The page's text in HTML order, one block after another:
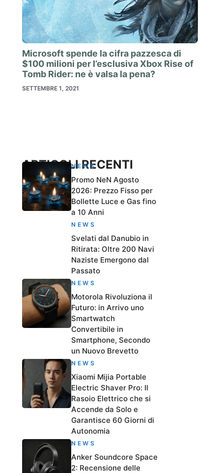
Microsoft spende la cifra pazzesca di
$100 milioni per l’esclusiva Xbox Rise of
Tomb Rider: ne è valsa la pena?
SETTEMBRE 1, 2021
ARTICOLI RECENTI
NEWS
Promo NeN Agosto
2026: Prezzo Fisso per
Bollette Luce e Gas fino
a 10 Anni
NEWS
Svelati dal Danubio in
Ritirata: Oltre 200 Navi
Naziste Emergono dal
Passato
NEWS
Motorola Rivoluziona il
Futuro: in Arrivo uno
Smartwatch
Convertibile in
Smartphone, Secondo
un Nuovo Brevetto
NEWS
Xiaomi Mijia Portable
Electric Shaver Pro: Il
Rasoio Elettrico che si
Accende da Solo e
Garantisce 60 Giorni di
Autonomia
NEWS
Anker Soundcore Space
2: Recensione delle